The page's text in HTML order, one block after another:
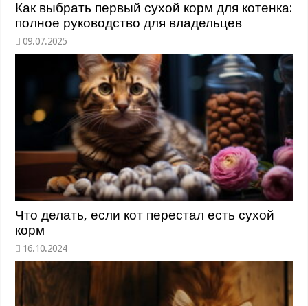
Как выбрать первый сухой корм для котенка:
полное руководство для владельцев
Что делать, если кот перестал есть сухой
корм